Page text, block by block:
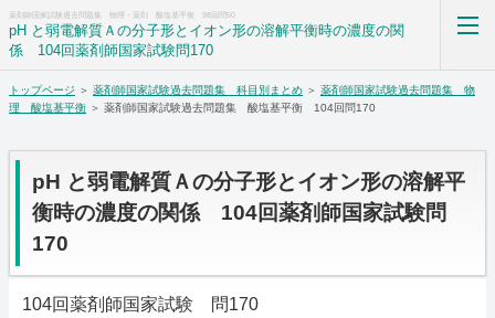
薬剤師国家試験過去問題集 物理・薬剤 酸塩基平衡 98回問50
pH と弱電解質Ａの分子形とイオン形の溶解平衡時の濃度の関
係 104回薬剤師国家試験問170
薬剤師国家試験過去問題集解答解説科目別まとめ
ホーム
RSS購読
トップページ ＞ 薬剤師国家試験過去問題集 科目別まとめ ＞ 薬剤師国家試験過去問題集 物
理 酸塩基平衡 ＞ 薬剤師国家試験過去問題集 酸塩基平衡 104回問170
pH と弱電解質Ａの分子形とイオン形の溶解平
衡時の濃度の関係 104回薬剤師国家試験問
170
104回薬剤師国家試験 問170